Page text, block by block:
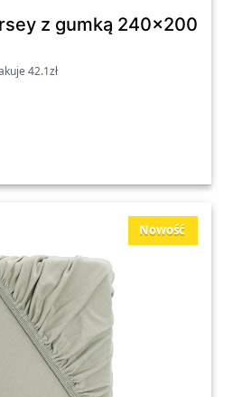
z gumką 240x200
42.1zł
Nowość